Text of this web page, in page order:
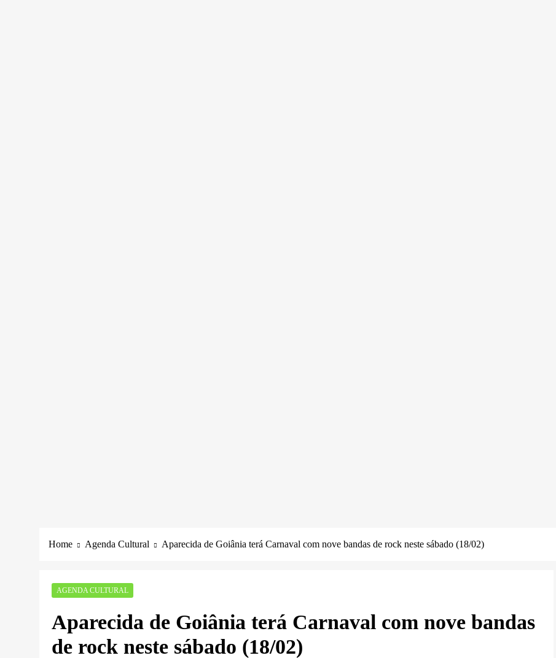
Home Agenda Cultural Aparecida de Goiânia terá Carnaval com nove bandas de rock neste sábado (18/02)
AGENDA CULTURAL
Aparecida de Goiânia terá Carnaval com nove bandas
de rock neste sábado (18/02)